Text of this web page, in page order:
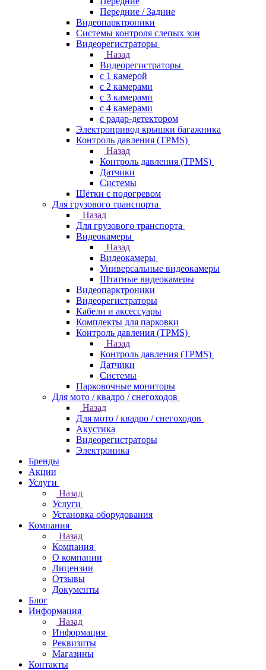
Передние / Задние
Видеопарктроники
Системы контроля слепых зон
Видеорегистраторы
Назад
Видеорегистраторы
с 1 камерой
с 2 камерами
с 3 камерами
с 4 камерами
с радар-детектором
Электропривод крышки багажника
Контроль давления (TPMS)
Назад
Контроль давления (TPMS)
Датчики
Системы
Щётки с подогревом
Для грузового транспорта
Назад
Для грузового транспорта
Видеокамеры
Назад
Видеокамеры
Универсальные видеокамеры
Штатные видеокамеры
Видеопарктроники
Видеорегистраторы
Кабели и аксессуары
Комплекты для парковки
Контроль давления (TPMS)
Назад
Контроль давления (TPMS)
Датчики
Системы
Парковочные мониторы
Для мото / квадро / снегоходов
Назад
Для мото / квадро / снегоходов
Акустика
Видеорегистраторы
Электроника
Бренды
Акции
Услуги
Назад
Услуги
Установка оборудования
Компания
Назад
Компания
О компании
Лицензии
Отзывы
Документы
Блог
Информация
Назад
Информация
Реквизиты
Магазины
Контакты